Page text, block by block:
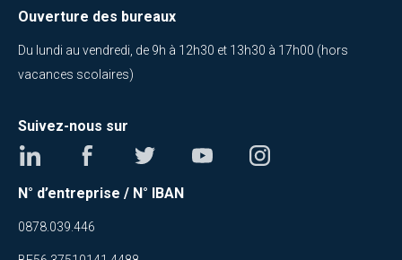
Ouverture des bureaux
Du lundi au vendredi, de 9h à 12h30 et 13h30 à 17h00 (hors
vacances scolaires)
Suivez-nous sur
N° d’entreprise / N° IBAN
0878.039.446